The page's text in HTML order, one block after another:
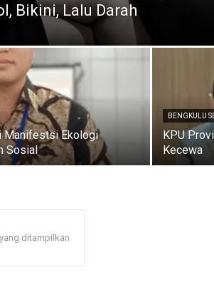
Bikini, Lalu Darah
Manifestsi Ekologi
Sosial
BENGKULU
KPU
Kecewa
ditampilkan